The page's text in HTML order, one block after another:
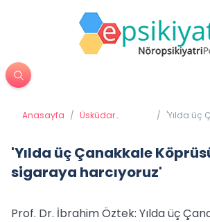
Anasayfa / Üsküdar
/ 'Yılda üç
'Yılda üç Çanakkale
sigaraya harcıyoruz'
Prof. Dr. İbrahim Öztek: Yılda üç